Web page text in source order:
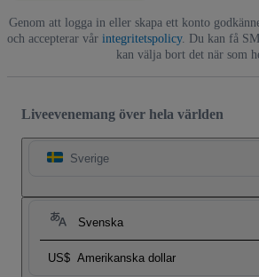
Genom att logga in eller skapa ett konto
och accepterar vår integritetspolicy. Du kan få
kan välja bort det när som
Liveevenemang över hela världen
Sverige
Svenska
US$ Amerikanska dollar